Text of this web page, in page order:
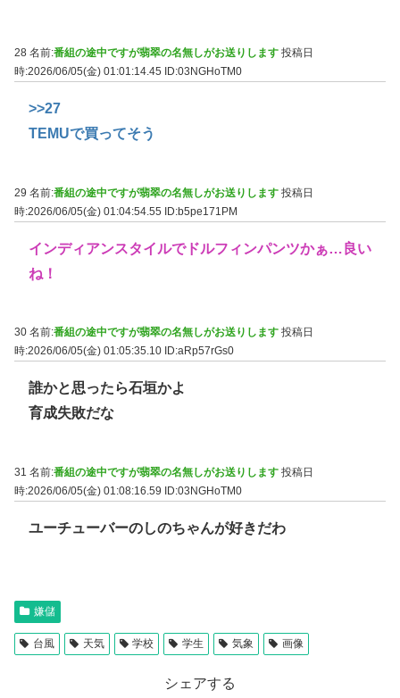
28 名前:番組の途中ですが翡翠の名無しがお送りします 投稿日
時:2026/06/05(金) 01:01:14.45
ID:03NGHoTM0
>>27
TEMUで買ってそう
29 名前:番組の途中ですが翡翠の名無しがお送りします 投稿日
時:2026/06/05(金) 01:04:54.55 ID:b5pe171PM
インディアンスタイルでドルフィンパンツかぁ…良い
ね！
30 名前:番組の途中ですが翡翠の名無しがお送りします 投稿日
時:2026/06/05(金) 01:05:35.10 ID:aRp57rGs0
誰かと思ったら石垣かよ
育成失敗だな
31 名前:番組の途中ですが翡翠の名無しがお送りします 投稿日
時:2026/06/05(金) 01:08:16.59
ID:03NGHoTM0
ユーチューバーのしのちゃんが好きだわ
嫌儲
台風 天気 学校 学生 気象 画像
シェアする